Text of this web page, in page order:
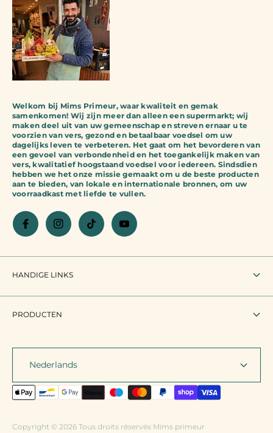
Welkom bij Mims Primeur, waar kwaliteit en gemak
samenkomen! Wij zijn meer dan alleen een supermarkt; wij
maken deel uit van uw gemeenschap en streven ernaar u te
voorzien van vers, gezond en betaalbaar voedsel om uw
dagelijks leven te verbeteren. Het gaat om het bevorderen van
een gevoel van verbondenheid en het toegankelijk maken van
vers, kwalitatief hoogstaand voedsel voor iedereen. Sindsdien
hebben we het onze missie gemaakt om u de beste producten
aan te bieden, van lokale en internationale bronnen, om uw
voorraadkast met liefde te vullen.
HANDIGE LINKS
Juridische vermelding
Contact
PRODUCTEN
Alle producten
Exotisch land
Rummo
Nederlands
Copyright © 2026 Tous droits réservés Mims primeur